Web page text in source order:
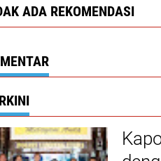
ADA REKOMENDASI